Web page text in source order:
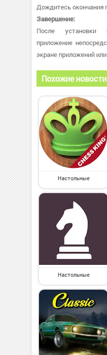
Дождитесь окончания
Завершение:
После
приложение
экране приложений
Похожие новости
Настольные
Настольные